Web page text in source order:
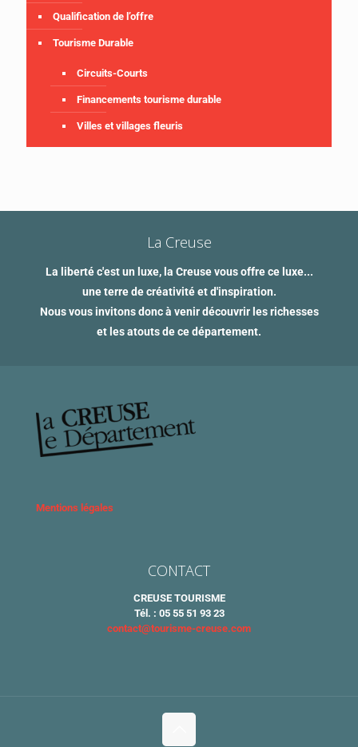
Qualification de l’offre
Tourisme Durable
Circuits-Courts
Financements tourisme durable
Villes et villages fleuris
La Creuse
La liberté c'est un luxe, la Creuse vous offre ce luxe...
une terre de créativité et d'inspiration.
Nous vous invitons donc à venir découvrir les richesses
et les atouts de ce département.
Mentions légales
CONTACT
CREUSE TOURISME
Tél. : 05 55 51 93 23
contact@tourisme-creuse.com